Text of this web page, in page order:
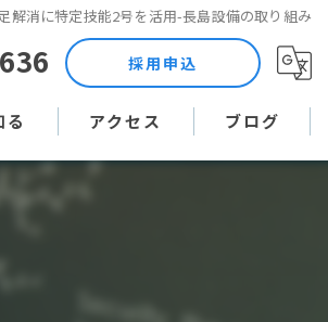
解消に特定技能2号を活用-長島設備の取り組み
採用申込
る アクセス ブログ